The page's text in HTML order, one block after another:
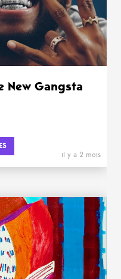
New Gangsta
il y a 2 mois